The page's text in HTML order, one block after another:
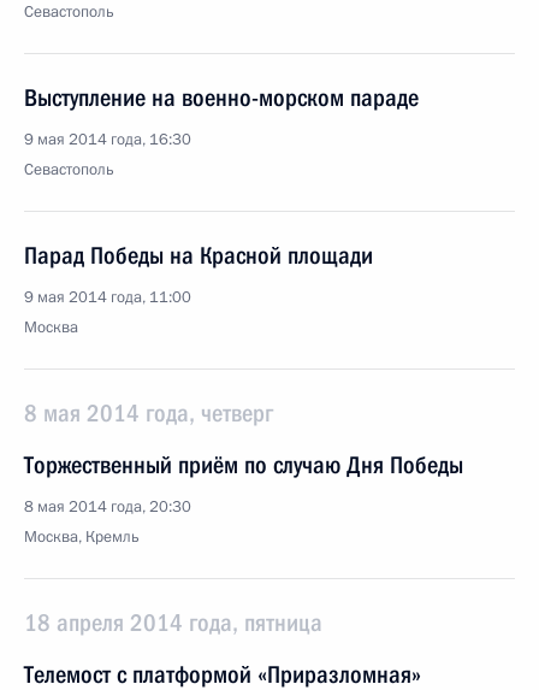
Севастополь
Выступление на военно-морском параде
9 мая 2014 года, 16:30
Севастополь
Парад Победы на Красной площади
9 мая 2014 года, 11:00
Москва
8 мая 2014 года, четверг
Торжественный приём по случаю Дня Победы
8 мая 2014 года, 20:30
Москва, Кремль
18 апреля 2014 года, пятница
Телемост с платформой «Приразломная»